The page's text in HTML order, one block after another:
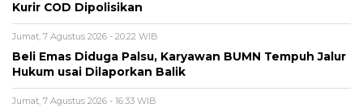
Kurir COD Dipolisikan
Jumat, 7 Agustus 2026 - 20:22 WIB
Beli Emas Diduga Palsu, Karyawan BUMN Tempuh Jalur
Hukum usai Dilaporkan Balik
Jumat, 7 Agustus 2026 - 16:33 WIB